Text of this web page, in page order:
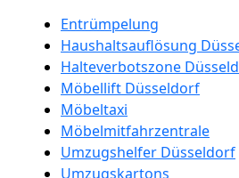
Entrümpelung
Haushaltsauflösung
Halteverbotszone
Möbellift Düsseldorf
Möbeltaxi
Möbelmitfahrzentrale
Umzugshelfer Düsseldorf
Umzugskartons